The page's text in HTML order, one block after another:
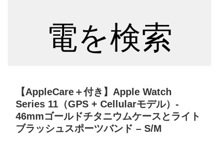
電を検索
【AppleCare＋付き】Apple Watch
Series 11（GPS + Cellularモデル）-
46mmゴールドチタニウムケースとライト
ブラッシュスポーツバンド – S/M